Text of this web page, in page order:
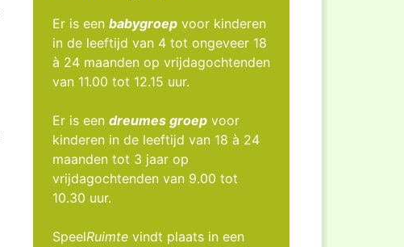
Er is een babygroep voor kinderen
in de leeftijd van 4 tot ongeveer 18
à 24 maanden op vrijdagochtenden
van 11.00 tot 12.15 uur.
Er is een dreumes groep voor
kinderen in de leeftijd van 18 à 24
maanden tot 3 jaar op
vrijdagochtenden van 9.00 tot
10.30 uur.
SpeelRuimte vindt plaats in een